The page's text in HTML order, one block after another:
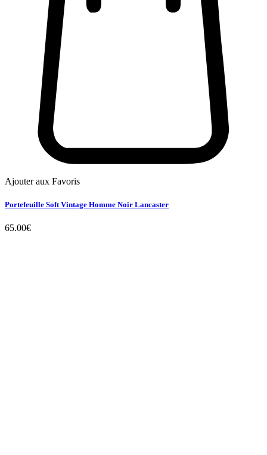
Ajouter aux Favoris
Portefeuille Soft Vintage Homme Noir Lancaster
65.00€